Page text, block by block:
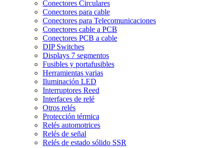
Conectores Circulares
Conectores para cable
Conectores para Telecomunicaciones
Conectores cable a PCB
Conectores PCB a cable
DIP Switches
Displays 7 segmentos
Fusibles y portafusibles
Herramientas varias
Iluminación LED
Interruptores Reed
Interfaces de relé
Otros relés
Protección térmica
Relés automotrices
Relés de señal
Relés de estado sólido SSR